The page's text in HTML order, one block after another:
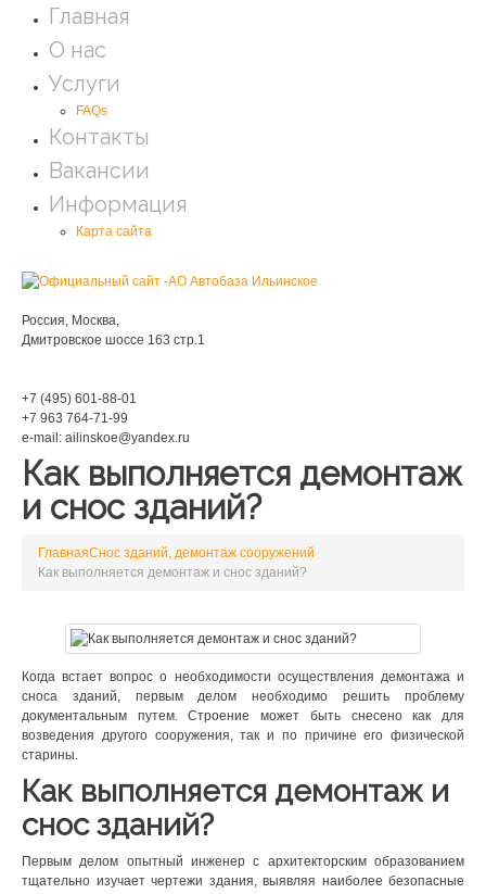
Главная
О нас
Услуги
FAQs
Контакты
Вакансии
Информация
Карта сайта
Россия, Москва,
Дмитровское шоссе 163 стр.1
+7 (495) 601-88-01
+7 963 764-71-99
e-mail: ailinskoe@yandex.ru
Как выполняется демонтаж
и снос зданий?
ГлавнаяСнос зданий, демонтаж сооружений
Как выполняется демонтаж и снос зданий?
Когда встает вопрос о необходимости осуществления демонтажа и
сноса зданий, первым делом необходимо решить проблему
документальным путем. Строение может быть снесено как для
возведения другого сооружения, так и по причине его физической
старины.
Как выполняется демонтаж и
снос зданий?
Первым делом опытный инженер с архитекторским образованием
тщательно изучает чертежи здания, выявляя наиболее безопасные